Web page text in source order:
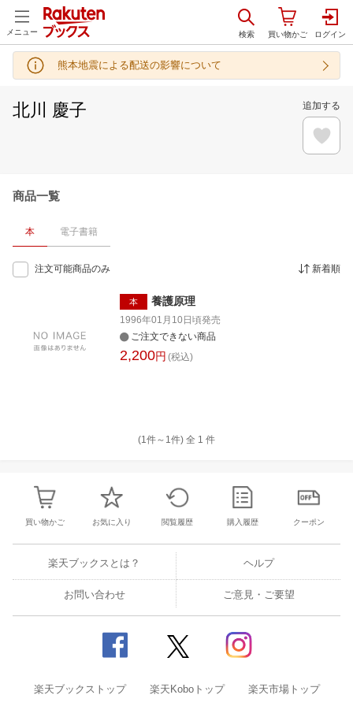
メニュー
熊本地震による配送の影響について
北川 慶子 追加する
商品一覧
本 電子書籍
注文可能商品のみ 新着順
本 養護原理
1996年01月10日頃発売
ご注文できない商品
2,200円 (税込)
(1件～ 1件) 全 1 件
買い物かご お気に入り 閲覧履歴 購入履歴 クーポン
楽天ブックスとは？ ヘルプ
お問い合わせ ご意見・ご要望
楽天ブックストップ 楽天Koboトップ 楽天市場トップ